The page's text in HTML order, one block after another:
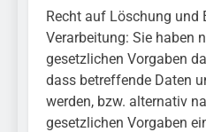
Recht auf Löschung und
Verarbeitung: Sie haben
gesetzlichen Vorgaben
dass betreffende Daten
werden, bzw. alternativ
gesetzlichen Vorgaben